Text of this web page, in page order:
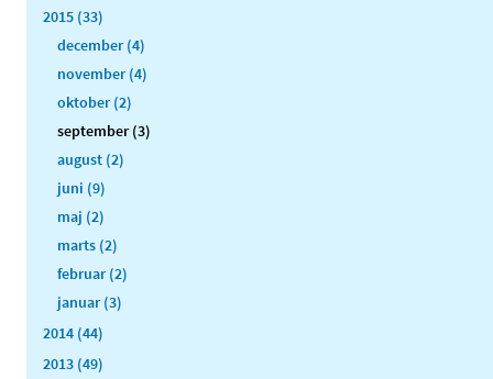
2015 (33)
december (4)
november (4)
oktober (2)
september (3)
august (2)
juni (9)
maj (2)
marts (2)
februar (2)
januar (3)
2014 (44)
2013 (49)